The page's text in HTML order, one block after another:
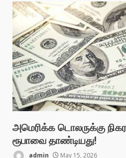
அமெரிக்க டொலருக்கு
ரூபாவை தாண்டியது!
admin May 15, 2026